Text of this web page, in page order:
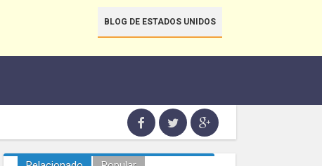
BLOG DE ESTADOS UNIDOS